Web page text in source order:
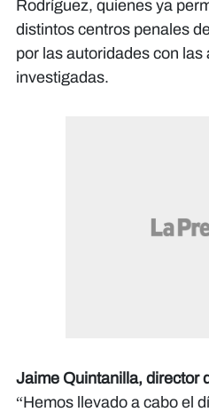
Rodríguez, quienes ya
distintos centros penales
por las autoridades con
investigadas.
Jaime Quintanilla, director
“Hemos llevado a cabo el